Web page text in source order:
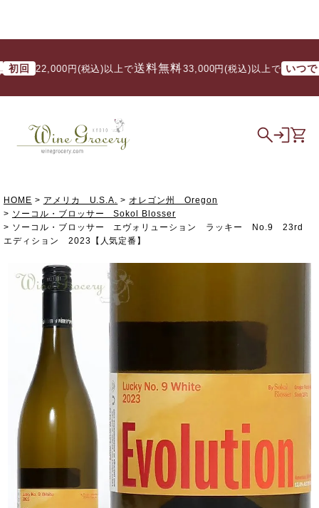
22,000円(税込)以上で送料無料/ 33,000円(税込)以上で いつでも
HOME アメリカ U.S.A.
オレゴン州 Oregon
ソーコル・ブロッサー Sokol Blosser
ソーコル・ブロッサー エヴォリューション ラッキー No.9 23rd
エディション 2023【人気定番】